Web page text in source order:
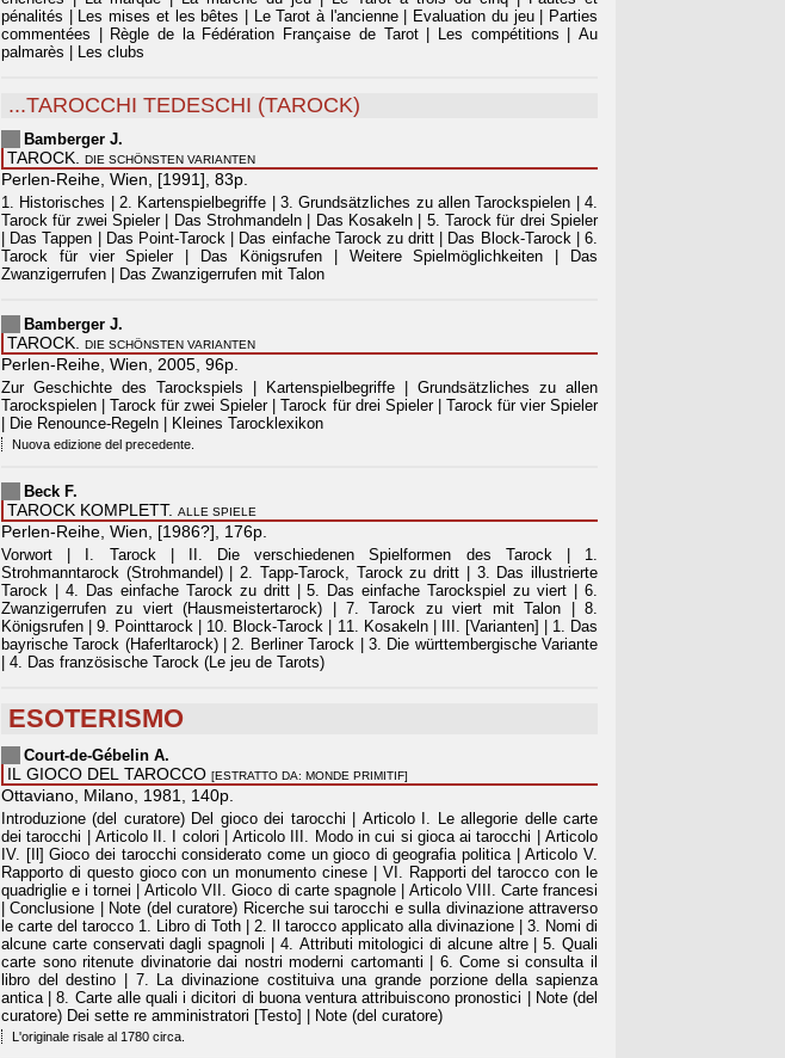
pénalités | Les mises et les bêtes | Le Tarot à l'ancienne | Evaluation du jeu | Parties
commentées | Règle de la Fédération Française de Tarot | Les compétitions | Au
palmarès | Les clubs
...TAROCCHI TEDESCHI (TAROCK)
Bamberger J.
TAROCK. DIE SCHÖNSTEN VARIANTEN
Perlen-Reihe, Wien, [1991], 83p.
1. Historisches | 2. Kartenspielbegriffe | 3. Grundsätzliches zu allen Tarockspielen | 4.
Tarock für zwei Spieler | Das Strohmandeln | Das Kosakeln | 5. Tarock für drei Spieler
| Das Tappen | Das Point-Tarock | Das einfache Tarock zu dritt | Das Block-Tarock | 6.
Tarock für vier Spieler | Das Königsrufen | Weitere Spielmöglichkeiten | Das
Zwanzigerrufen | Das Zwanzigerrufen mit Talon
Bamberger J.
TAROCK. DIE SCHÖNSTEN VARIANTEN
Perlen-Reihe, Wien, 2005, 96p.
Zur Geschichte des Tarockspiels | Kartenspielbegriffe | Grundsätzliches zu allen
Tarockspielen | Tarock für zwei Spieler | Tarock für drei Spieler | Tarock für vier Spieler
| Die Renounce-Regeln | Kleines Tarocklexikon
Nuova edizione del precedente.
Beck F.
TAROCK KOMPLETT. ALLE SPIELE
Perlen-Reihe, Wien, [1986?], 176p.
Vorwort | I. Tarock | II. Die verschiedenen Spielformen des Tarock | 1.
Strohmanntarock (Strohmandel) | 2. Tapp-Tarock, Tarock zu dritt | 3. Das illustrierte
Tarock | 4. Das einfache Tarock zu dritt | 5. Das einfache Tarockspiel zu viert | 6.
Zwanzigerrufen zu viert (Hausmeistertarock) | 7. Tarock zu viert mit Talon | 8.
Königsrufen | 9. Pointtarock | 10. Block-Tarock | 11. Kosakeln | III. [Varianten] | 1. Das
bayrische Tarock (Haferltarock) | 2. Berliner Tarock | 3. Die württembergische Variante
| 4. Das französische Tarock (Le jeu de Tarots)
ESOTERISMO
Court-de-Gébelin A.
IL GIOCO DEL TAROCCO [ESTRATTO DA: MONDE PRIMITIF]
Ottaviano, Milano, 1981, 140p.
Introduzione (del curatore) Del gioco dei tarocchi | Articolo I. Le allegorie delle carte
dei tarocchi | Articolo II. I colori | Articolo III. Modo in cui si gioca ai tarocchi | Articolo
IV. [Il] Gioco dei tarocchi considerato come un gioco di geografia politica | Articolo V.
Rapporto di questo gioco con un monumento cinese | VI. Rapporti del tarocco con le
quadriglie e i tornei | Articolo VII. Gioco di carte spagnole | Articolo VIII. Carte francesi
| Conclusione | Note (del curatore) Ricerche sui tarocchi e sulla divinazione attraverso
le carte del tarocco 1. Libro di Toth | 2. Il tarocco applicato alla divinazione | 3. Nomi di
alcune carte conservati dagli spagnoli | 4. Attributi mitologici di alcune altre | 5. Quali
carte sono ritenute divinatorie dai nostri moderni cartomanti | 6. Come si consulta il
libro del destino | 7. La divinazione costituiva una grande porzione della sapienza
antica | 8. Carte alle quali i dicitori di buona ventura attribuiscono pronostici | Note (del
curatore) Dei sette re amministratori [Testo] | Note (del curatore)
L'originale risale al 1780 circa.